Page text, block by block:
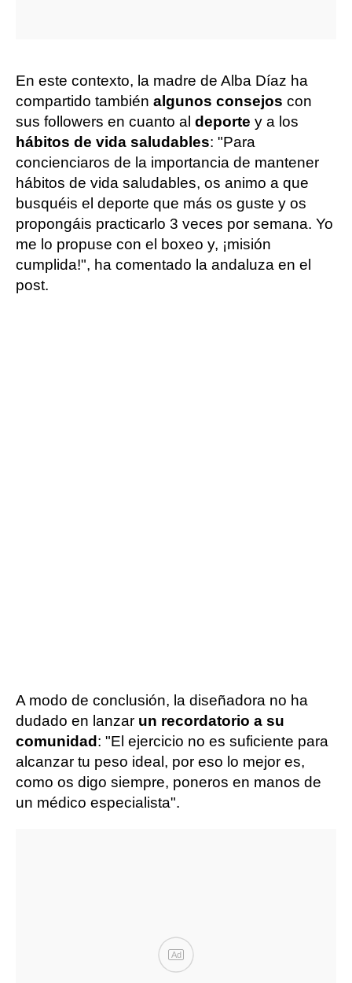
En este contexto, la madre de Alba Díaz ha
compartido también algunos consejos con
sus followers en cuanto al deporte y a los
hábitos de vida saludables: "Para
concienciaros de la importancia de mantener
hábitos de vida saludables, os animo a que
busquéis el deporte que más os guste y os
propongáis practicarlo 3 veces por semana. Yo
me lo propuse con el boxeo y, ¡misión
cumplida!", ha comentado la andaluza en el
post.
A modo de conclusión, la diseñadora no ha
dudado en lanzar un recordatorio a su
comunidad: "El ejercicio no es suficiente para
alcanzar tu peso ideal, por eso lo mejor es,
como os digo siempre, poneros en manos de
un médico especialista".
Ad